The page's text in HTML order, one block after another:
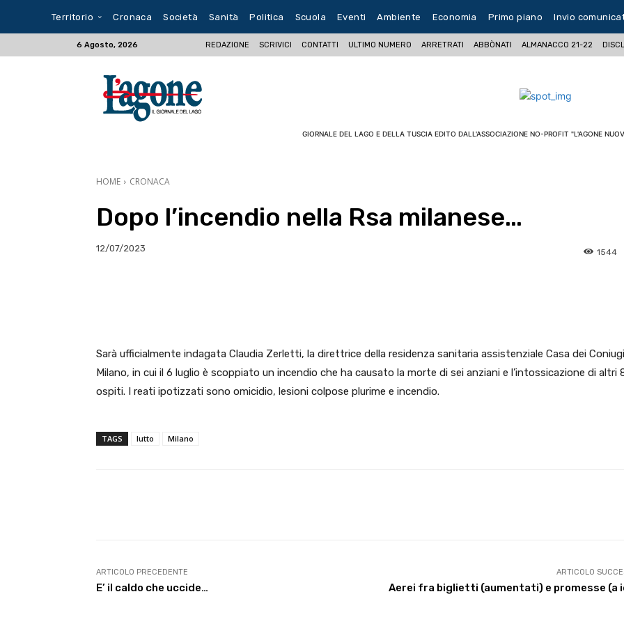
Territorio Cronaca Società Sanità Politica Scuola Eventi Ambiente Economia Primo piano Invio
6 Agosto, 2026 REDAZIONE SCRIVICI CONTATTI ULTIMO NUMERO ARRETRATI ABBÒNATI ALMANACCO 21-22
GIORNALE DEL LAGO E DELLA TUSCIA EDITO DALL'ASSOCIAZIONE NO-PROFIT "L'AGONE
HOME CRONACA
Dopo l’incendio nella Rsa milanese…
12/07/2023 1544
Sarà ufficialmente indagata Claudia Zerletti, la direttrice della residenza sanitaria assistenziale Casa dei
Milano, in cui il 6 luglio è scoppiato un incendio che ha causato la morte di sei anziani e l’intossicazione di altri
ospiti. I reati ipotizzati sono omicidio, lesioni colpose plurime e incendio.
TAGS lutto Milano
ARTICOLO PRECEDENTE
E’ il caldo che uccide…
ARTICOLO
Aerei fra biglietti (aumentati) e promesse (a